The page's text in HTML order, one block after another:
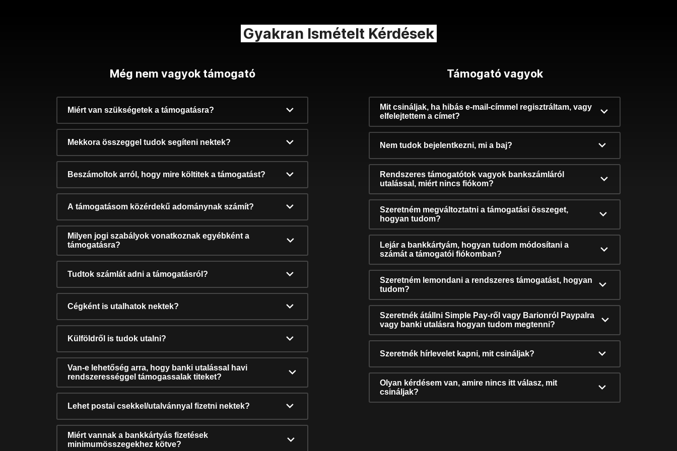
Gyakran Ismételt Kérdések
Még nem vagyok támogató
Miért van szükségetek a támogatásra?
Mekkora összeggel tudok segíteni nektek?
Beszámoltok arról, hogy mire költitek a támogatást?
A támogatásom közérdekű adománynak számít?
Milyen jogi szabályok vonatkoznak egyébként a
támogatásra?
Tudtok számlát adni a támogatásról?
Cégként is utalhatok nektek?
Külföldről is tudok utalni?
Van-e lehetőség arra, hogy banki utalással havi
rendszerességgel támogassalak titeket?
Lehet postai csekkel/utalvánnyal fizetni nektek?
Miért vannak a bankkártyás fizetések
minimumösszegekhez kötve?
Támogató vagyok
Mit csináljak, ha hibás e-mail-címmel regisztráltam, vagy
elfelejtettem a címet?
Nem tudok bejelentkezni, mi a baj?
Rendszeres támogatótok vagyok bankszámláról
utalással, miért nincs fiókom?
Szeretném megváltoztatni a támogatási összeget,
hogyan tudom?
Lejár a bankkártyám, hogyan tudom módosítani a
számát a támogatói fiókomban?
Szeretném lemondani a rendszeres támogatást, hogyan
tudom?
Szeretnék átállni Simple Pay-ről vagy Barionról Paypalra
vagy banki utalásra hogyan tudom megtenni?
Szeretnék hírlevelet kapni, mit csináljak?
Olyan kérdésem van, amire nincs itt válasz, mit
csináljak?